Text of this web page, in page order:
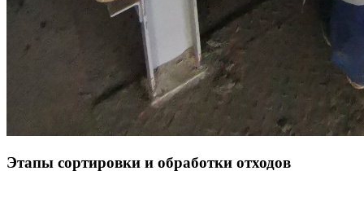
Этапы сортировки и обработки отходов